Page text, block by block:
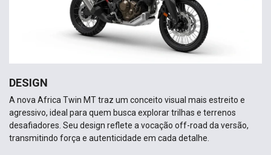
DESIGN
A nova Africa Twin MT traz um conceito visual mais estreito e
agressivo, ideal para quem busca explorar trilhas e terrenos
desafiadores. Seu design reflete a vocação off-road da versão,
transmitindo força e autenticidade em cada detalhe.